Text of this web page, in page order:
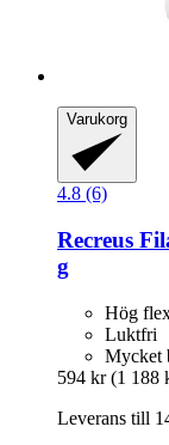
Varukorg
4.8 (6)
Recreus
g
Hög
Luktfri
Mycket
594 kr (1 188
Leverans till